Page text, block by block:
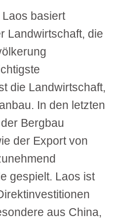
basiert
Landwirtschaft, die
die Landwirtschaft,
In den letzten
Bergbau
der Export von
gespielt. Laos ist
aus China,